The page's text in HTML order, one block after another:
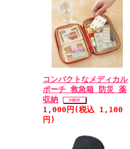
コンパクトなメディカル
ポーチ 救急箱 防災 薬
収納
1,000円(税込 1,100
円)